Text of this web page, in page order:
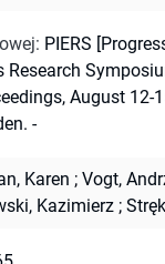
: PIERS
Research
August 12-
-
Karen ; Vogt,
Kazimierz ;